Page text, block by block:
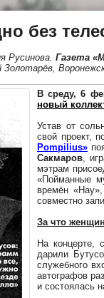
без
Русинова. Газета
В среду, 6
новый
Устав от
свой проект,
Pompilius»
Сакмаров,
мэтрам
«Пойманные
времён
совместно
За что
На концерте,
дарили
служебного
автографов
и состоялась